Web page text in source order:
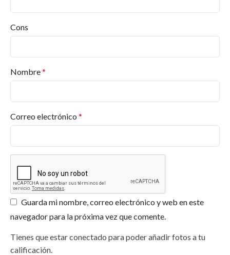
Desde pinturas para interiores y exteriores hasta
barnices, esmaltes, selladores, revestimientos, en
¿Ofrecen asesoramiento para proyectos
¿Los productos de Jafep son respetuosos con
el medio ambiente?
Cons
Nombre*
Correo electrónico *
Guarda mi nombre, correo electrónico y web en este
navegador para la próxima vez que comente.
Tienes que estar conectado para poder añadir fotos a tu
calificación.